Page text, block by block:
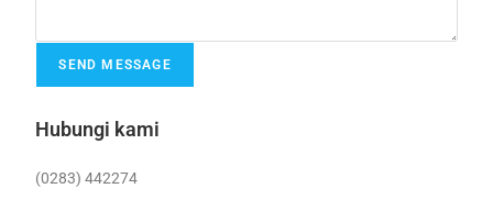
SEND MESSAGE
Hubungi kami
(0283) 442274